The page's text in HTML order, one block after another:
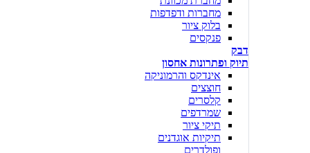
מחברות ודפדפות
בלוק ציור
פנקסים
דבק
תיוק ופתרונות אחסון
אינדקס והרמוניקה
חוצצים
קלסרים
שמרדפים
תיקי ציור
תיקיות אוגדנים
ופולדרים